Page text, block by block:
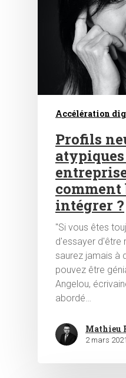
Hit enter to search
Accélération
Profils
comment
intégrer ?
"Si vous êtes
d'essayer d'être
saurez jamais à
pouvez être
Angelou,
abordé…
Mathieu
2 mars 2021